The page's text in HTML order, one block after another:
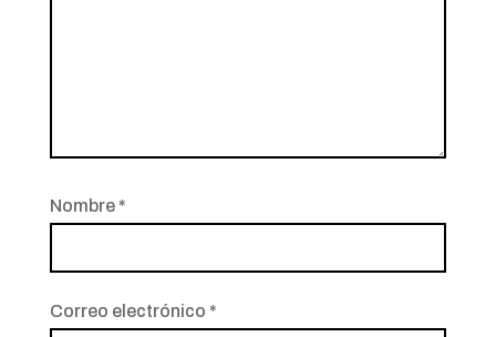
Nombre *
Correo electrónico *